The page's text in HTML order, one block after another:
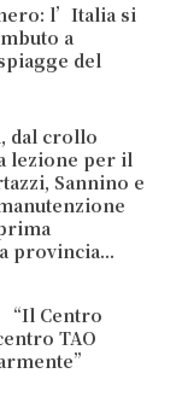
l’Italia si
a
del
dal crollo
lezione per il
Sannino e
provincia...
“Il Centro
TAO